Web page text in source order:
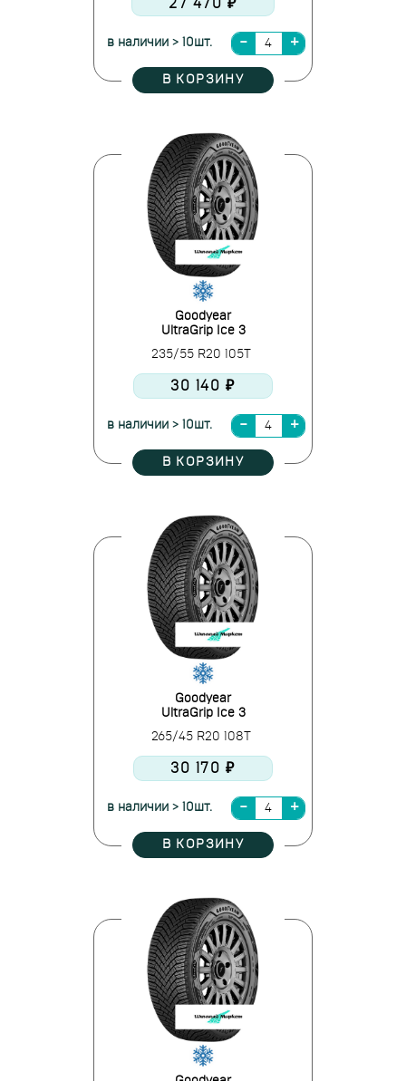
27 470 ₽
в наличии > 10шт.
В КОРЗИНУ
Goodyear
UltraGrip Ice 3
235/55 R20 105T
30 140 ₽
в наличии > 10шт.
В КОРЗИНУ
Goodyear
UltraGrip Ice 3
265/45 R20 108T
30 170 ₽
в наличии > 10шт.
В КОРЗИНУ